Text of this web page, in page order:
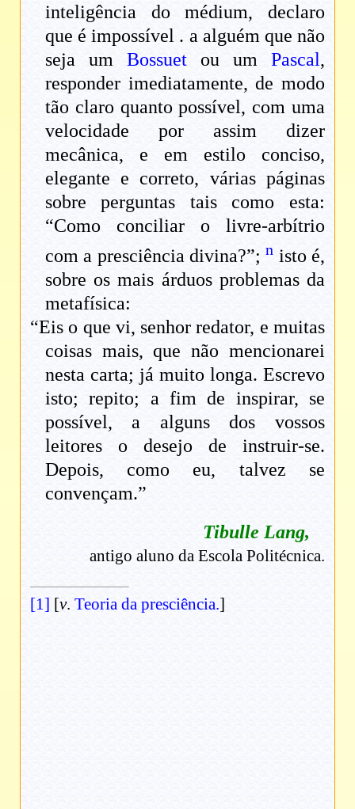
inteligência do médium, declaro
que é impossível . a alguém que não
seja um Bossuetou um Pascal,
responder imediatamente, de modo
tão claro quanto possível, com uma
velocidade por assim dizer
mecânica, e em estilo conciso,
elegante e correto, várias páginas
sobre perguntas tais como esta:
“Como conciliar o livre-arbítrio
com a presciência divina?”;n isto é,
sobre os mais árduos problemas da
metafísica:
“Eis o que vi, senhor redator, e muitas
coisas mais, que não mencionarei
nesta carta; já muito longa. Escrevo
isto; repito; a fim de inspirar, se
possível, a alguns dos vossos
leitores o desejo de instruir-se.
Depois, como eu, talvez se
convençam.”
Tibulle Lang,
antigo aluno da Escola Politécnica.
[1] [v.Teoria da presciência.]